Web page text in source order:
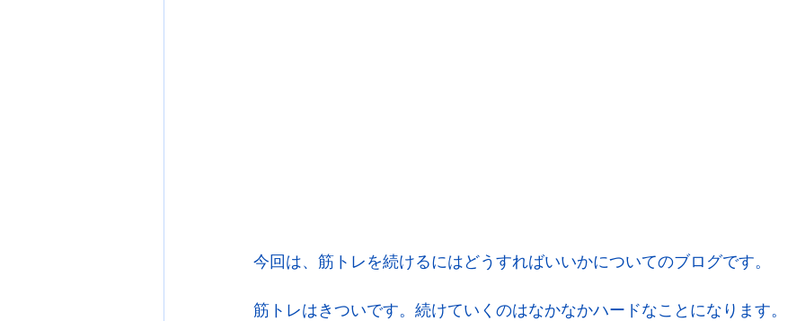
今回は、筋トレを続けるにはどうすればいいかについてのブログです。
筋トレはきついです。続けていくのはなかなかハードなことになります。